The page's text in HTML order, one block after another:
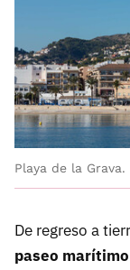
Playa de la
De regreso a
paseo